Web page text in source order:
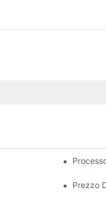
Per Verande Per
Prezzo